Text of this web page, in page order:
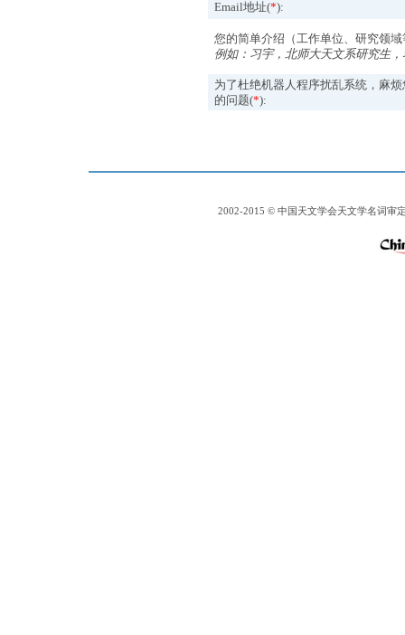
Email地址(*):
您的简单介绍（工作单位、研究领域
例如：习宇，北师大天文系研究生
为了杜绝机器人程序扰乱系统，麻
的问题(*):
2002-2015 © 中国天文学会天文学名词审